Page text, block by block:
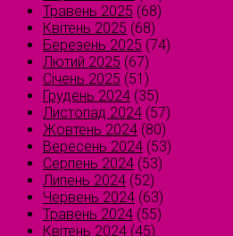
Травень 2025 (68)
Квітень 2025 (68)
Березень 2025 (74)
Лютий 2025 (67)
Січень 2025 (51)
Грудень 2024 (35)
Листопад 2024 (57)
Жовтень 2024 (80)
Вересень 2024 (53)
Серпень 2024 (53)
Липень 2024 (52)
Червень 2024 (63)
Травень 2024 (55)
Квітень 2024 (45)